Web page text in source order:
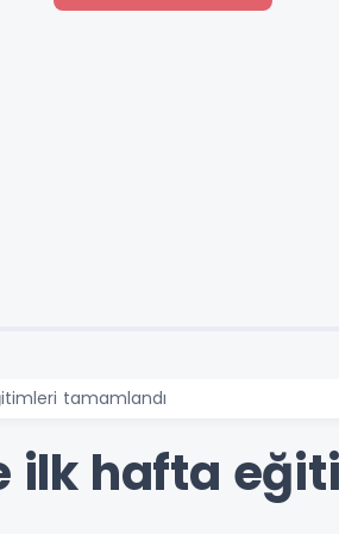
tamamlandı
ilk hafta